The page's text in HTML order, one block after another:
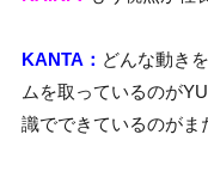
KANTA： どんな動き
ムを取っているのが
識でできているのがま